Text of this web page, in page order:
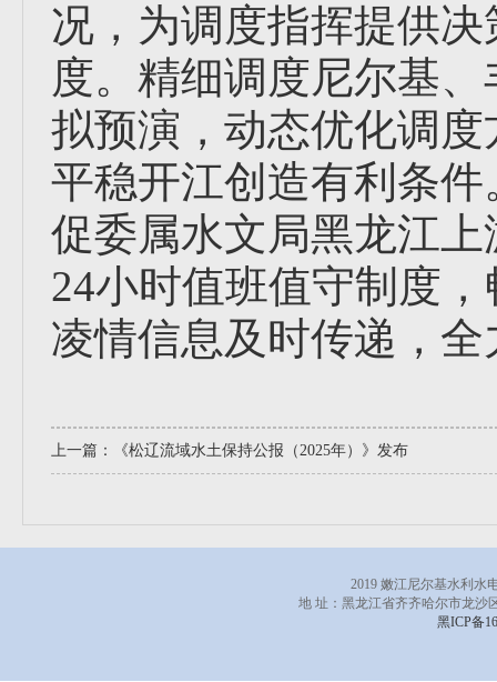
况，为调度指挥提供
度。精细调度尼尔基
拟预演，动态优化调
平稳开江创造有利条
促委属水文局黑龙江
24小时值班值守制度
凌情信息及时传递，
上一篇： 《松辽流域水土保持公报（2025年）》发布
2019 嫩江尼尔基水利水
地 址：黑龙江省齐齐哈尔市龙
黑ICP备